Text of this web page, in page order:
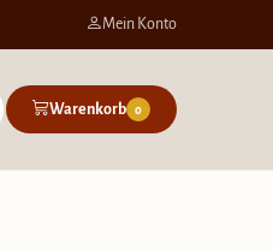
Mein Konto
Warenkorb 0